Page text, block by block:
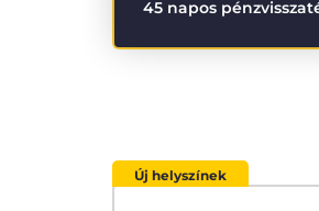
45 napos
Új helyszínek